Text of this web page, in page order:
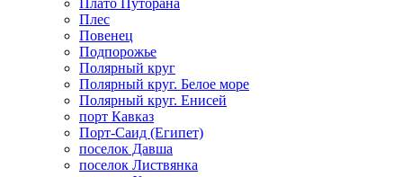
Плато Путорана
Плес
Повенец
Подпорожье
Полярный круг
Полярный круг. Белое море
Полярный круг. Енисей
порт Кавказ
Порт-Саид (Египет)
поселок Давша
поселок Листвянка